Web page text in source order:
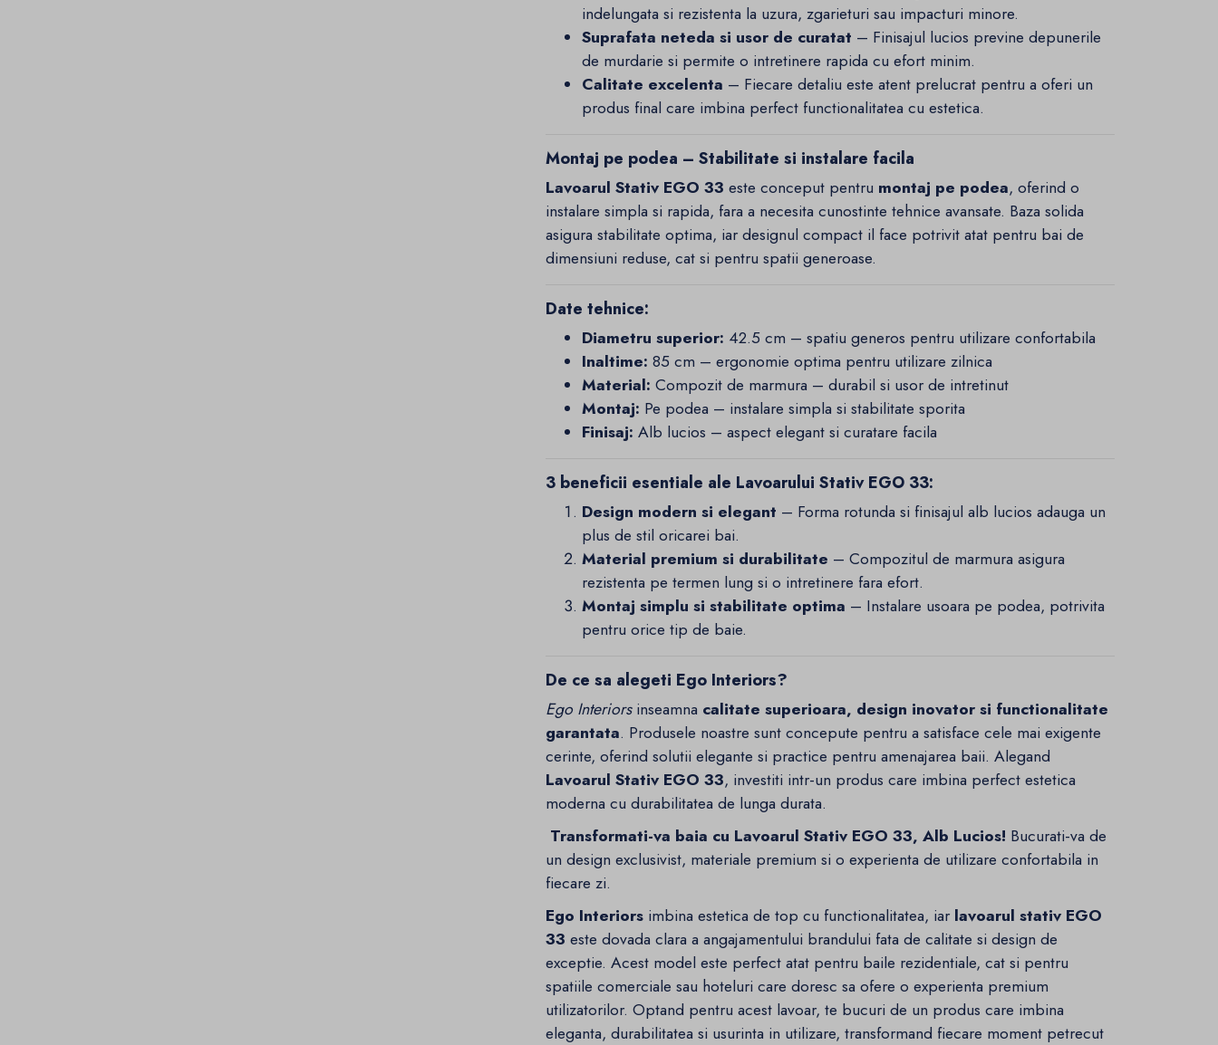
indelungata si rezistenta la uzura, zgarieturi sau impacturi minore.
Suprafata neteda si usor de curatat – Finisajul lucios previne depunerile
de murdarie si permite o intretinere rapida cu efort minim.
Calitate excelenta – Fiecare detaliu este atent prelucrat pentru a oferi un
produs final care imbina perfect functionalitatea cu estetica.
Montaj pe podea – Stabilitate si instalare facila
Lavoarul Stativ EGO 33 este conceput pentru montaj pe podea, oferind o
instalare simpla si rapida, fara a necesita cunostinte tehnice avansate. Baza solida
asigura stabilitate optima, iar designul compact il face potrivit atat pentru bai de
dimensiuni reduse, cat si pentru spatii generoase.
Date tehnice:
Diametru superior: 42.5 cm – spatiu generos pentru utilizare confortabila
Inaltime: 85 cm – ergonomie optima pentru utilizare zilnica
Material: Compozit de marmura – durabil si usor de intretinut
Montaj: Pe podea – instalare simpla si stabilitate sporita
Finisaj: Alb lucios – aspect elegant si curatare facila
3 beneficii esentiale ale Lavoarului Stativ EGO 33:
Design modern si elegant – Forma rotunda si finisajul alb lucios adauga un
plus de stil oricarei bai.
Material premium si durabilitate – Compozitul de marmura asigura
rezistenta pe termen lung si o intretinere fara efort.
Montaj simplu si stabilitate optima – Instalare usoara pe podea, potrivita
pentru orice tip de baie.
De ce sa alegeti Ego Interiors?
Ego Interiorsinseamna calitate superioara, design inovator si functionalitate
garantata. Produsele noastre sunt concepute pentru a satisface cele mai exigente
cerinte, oferind solutii elegante si practice pentru amenajarea baii. Alegand
Lavoarul Stativ EGO 33, investiti intr-un produs care imbina perfect estetica
moderna cu durabilitatea de lunga durata.
Transformati-va baia cu Lavoarul Stativ EGO 33, Alb Lucios! Bucurati-va de
un design exclusivist, materiale premium si o experienta de utilizare confortabila in
fiecare zi.
Ego Interiors imbina estetica de top cu functionalitatea, iar lavoarul stativ EGO
33 este dovada clara a angajamentului brandului fata de calitate si design de
exceptie. Acest model este perfect atat pentru baile rezidentiale, cat si pentru
spatiile comerciale sau hoteluri care doresc sa ofere o experienta premium
utilizatorilor. Optand pentru acest lavoar, te bucuri de un produs care imbina
eleganta, durabilitatea si usurinta in utilizare, transformand fiecare moment petrecut